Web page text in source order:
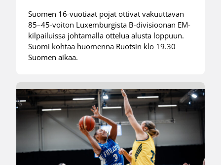
Suomen 16-vuotiaat pojat ottivat vakuuttavan
85–45-voiton Luxemburgista B-divisioonan EM-
kilpailuissa johtamalla ottelua alusta loppuun.
Suomi kohtaa huomenna Ruotsin klo 19.30
Suomen aikaa.